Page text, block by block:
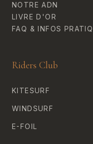
NOTRE ADN
LIVRE D'OR
FAQ & INFOS
Riders Club
KITESURF
WINDSURF
E-FOIL